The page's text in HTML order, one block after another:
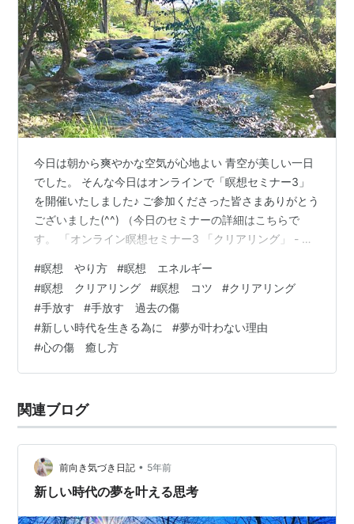
今日は朝から爽やかな空気が心地よい 青空が美しい一日
でした。 そんな今日はオンラインで「瞑想セミナー3」
を開催いたしました♪ ご参加くださった皆さまありがとう
ございました(^^) （今日のセミナーの詳細はこちらで
す。 「オンライン瞑想セミナー3 「クリアリング」 - 前
でみなさまに直接お会いし、 お話しできる時間は私にと
ってとても楽しみな時間です。 今回も日本各地からたく
さんの方にご参加いただき、 和やかにリラックスした雰
囲気でのセミナーとなりました(^ ^) 「瞑想セミナー3」
のテーマはクリアリングです。 クリアリングについては
時々この…
#瞑想 やり方 #瞑想 エネルギー
#瞑想 クリアリング #瞑想 コツ #クリアリング
#手放す #手放す 過去の傷
#新しい時代を生きる為に #夢が叶わない理由
#心の傷 癒し方
関連ブログ
前向き気づき日記 • 5年前
新しい時代の夢を叶える思考